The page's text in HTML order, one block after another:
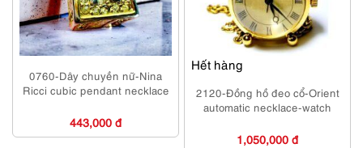
0760-Dây chuyền nữ-Nina
Ricci cubic pendant necklace
443,000 đ
Hết hàng
2120-Đồng hồ đeo cổ-Orient
automatic necklace-watch
1,050,000 đ